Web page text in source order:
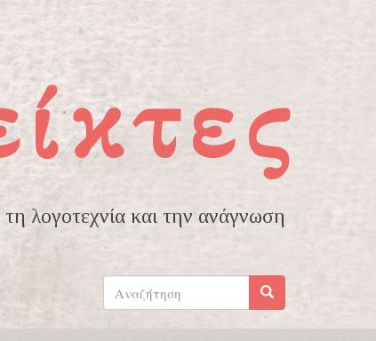
λογοτεχνία και την ανάγνωση
Φόρμα
αναζήτησης
Αναζήτηση